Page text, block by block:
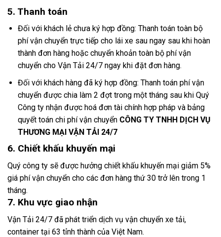
5. Thanh toán
Đối với khách lẻ chưa ký hợp đồng: Thanh toán toàn bộ
phí vận chuyển trực tiếp cho lái xe sau ngay sau khi hoàn
thành đơn hàng hoặc chuyển khoản toàn bộ phí vận
chuyển cho Vận Tải 24/7 ngay khi đặt đơn hàng.
Đối với khách hàng đã ký hợp đồng: Thanh toán phí vận
chuyển được chia làm 2 đợt trong một tháng sau khi Quý
Công ty nhận được hoá đơn tài chính hợp pháp và bảng
quyết toán chi phí vận chuyển CÔNG TY TNHH DỊCH VỤ
THƯƠNG MẠI VẬN TẢI 24/7
6. Chiết khấu khuyến mại
Quý công ty sẽ được hưởng chiết khấu khuyến mại giảm 5%
giá phí vận chuyển cho các đơn hàng thứ 30 trở lên trong 1
tháng.
7. Khu vực giao nhận
Vận Tải 24/7 đã phát triển dịch vụ vận chuyển xe tải,
container tại 63 tỉnh thành của Việt Nam.